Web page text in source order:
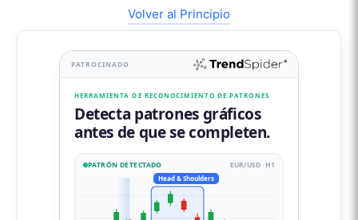
Volver al Principio
PATROCINADO
HERRAMIENTA DE RECONOCIMIENTO DE PATRONES
Detecta patrones gráficos
antes de que se completen.
PATRÓN DETECTADO EUR/USD · H1
Head & Shoulders